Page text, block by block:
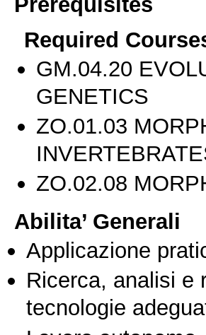
Required
GM.04.20
GENETICS
ZO.01.03
ZO.02.08
Abilita’ Generali
Applicazione
Ricerca, analisi e
tecnologie